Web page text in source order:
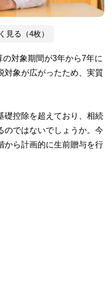
見る（4枚）
対象期間が3年から7年に
対象が広がったため、実質
礎控除を超えており、相続
のではないでしょうか。今
から計画的に生前贈与を行